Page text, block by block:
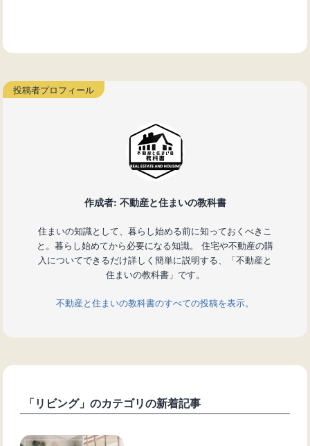
作成者: 不動産と住まいの教科書
住まいの知識として、暮らし始める前に知っておくべきこ
と。暮らし始めてから必要になる知識。 住宅や不動産の購
入についてできるだけ詳しく簡単に説明する、「不動産と
住まいの教科書」です。
不動産と住まいの教科書のすべての投稿を表示。
「リビング」のカテゴリの新着記事